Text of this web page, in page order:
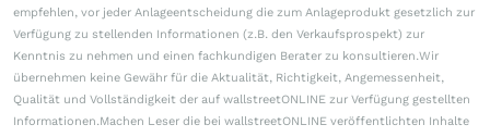
empfehlen, vor jeder Anlageentscheidung die zum Anlageprodukt gesetzlich zur
Verfügung zu stellenden Informationen (z.B. den Verkaufsprospekt) zur
Kenntnis zu nehmen und einen fachkundigen Berater zu konsultieren.Wir
übernehmen keine Gewähr für die Aktualität, Richtigkeit, Angemessenheit,
Qualität und Vollständigkeit der auf wallstreetONLINE zur Verfügung gestellten
Informationen.Machen Leser die bei wallstreetONLINE veröffentlichten Inhalte